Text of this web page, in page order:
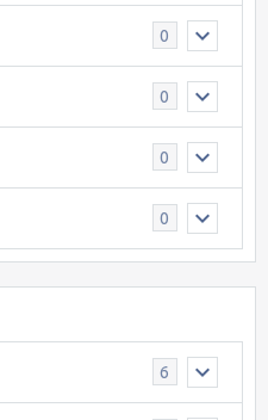
0
0
0
0
6